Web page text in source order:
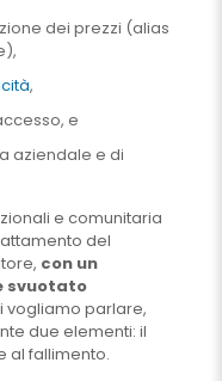
dei prezzi (alias
,
e
aziendale e di
e comunitaria
del
con un
svuotato
vogliamo parlare,
due elementi: il
al fallimento.